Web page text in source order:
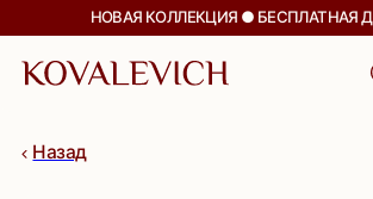
НОВАЯ КОЛЛЕКЦИЯ ● БЕСПЛАТНАЯ ДОСТАВКА